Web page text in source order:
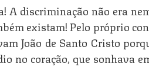
A discriminação não era
existam! Pelo próprio
João de Santo Cristo
no coração, que sonhava